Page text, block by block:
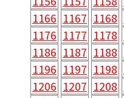
1166 1167 1168
1176 1177 1178
1186 1187 1188
1196 1197 1198
1206 1207 1208